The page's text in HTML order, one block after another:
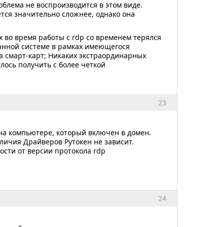
не воспроизводится в этом виде.
значительно сложнее, однако она
во время работы с rdp со временем терялся
системе в рамках имеющегося
карт; Никаких экстраординарных
получить с более четкой
23
компьютере, который включен в домен.
Драйверов Рутокен не зависит.
от версии протокола rdp
24